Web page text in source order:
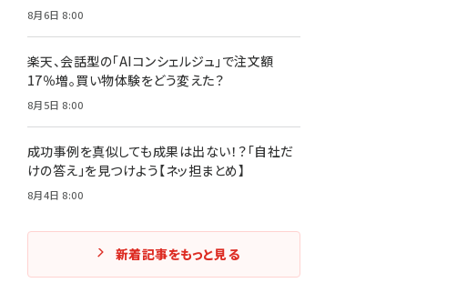
8月6日 8:00
楽天、会話型の「AIコンシェルジュ」で注文額
17％増。買い物体験をどう変えた？
8月5日 8:00
成功事例を真似しても成果は出ない！？「自社だ
けの答え」を見つけよう【ネッ担まとめ】
8月4日 8:00
新着記事をもっと見る